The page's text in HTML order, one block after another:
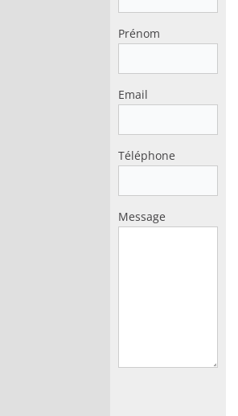
Prénom
Email
Téléphone
Message